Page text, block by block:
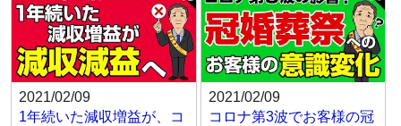
2021/02/09
1年続いた減収増益が、コ
2021/02/09
コロナ第3波でお客様の冠